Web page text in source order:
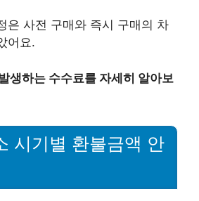
은 사전 구매와 즉시 구매의 차
어요.
생하는 수수료를 자세히 알아보
시기별 환불금액 안